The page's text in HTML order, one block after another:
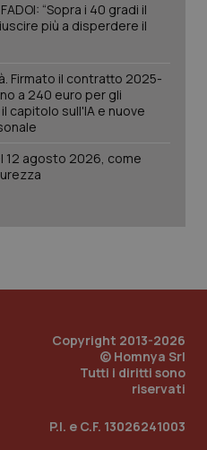
“Sopra i 40 gradi il
più a disperdere il
Firmato il contratto 2025-
a 240 euro per gli
capitolo sull'IA e nuove
12 agosto 2026, come
Copyright 2013-2026
© Homnya Srl
Tutti i diritti sono
riservati
P.I. e C.F. 13026241003
Google LLC